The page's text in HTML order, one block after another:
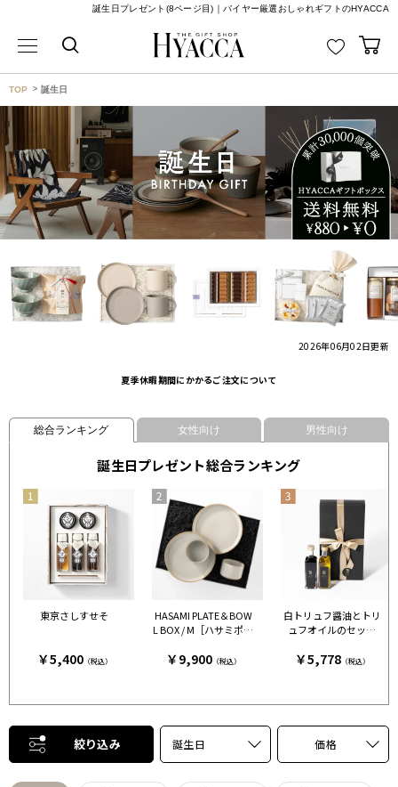
誕生日プレゼント(8ページ目)｜バイヤー厳選おしゃれギフトのHYACCA
TOP 誕生日
2026年06月02日更新
夏季休暇期間にかかるご注文について
総合ランキング 女性向け 男性向け
誕生日プレゼント総合ランキング
東京さしすせそ
￥5,400（税込）
HASAMI PLATE＆BOW
L BOX / M［ハサミポー
ミポーセリン］
￥9,900（税込）
白トリュフ醤油とトリ
ュフオイルのセット
AN］
￥5,778（税込）
絞り込み 誕生日 価格